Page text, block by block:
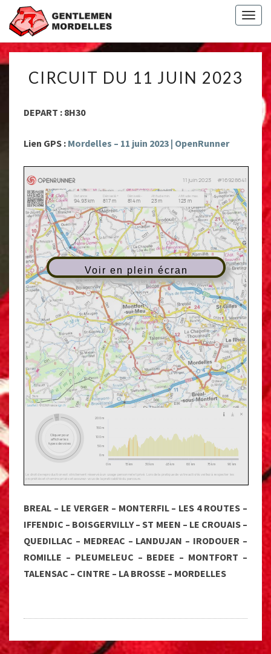
DU
CIRCUIT DU 11 JUIN 2023
DEPART : 8H30
Lien GPS : Mordelles – 11 juin 2023 | OpenRunner
Voir en plein écran
BREAL – LE VERGER – MONTERFIL – LES 4 ROUTES –
IFFENDIC – BOISGERVILLY – ST MEEN – LE CROUAIS –
QUEDILLAC – MEDREAC – LANDUJAN – IRODOUER –
ROMILLE – PLEUMELEUC – BEDEE – MONTFORT –
TALENSAC – CINTRE – LA BROSSE – MORDELLES